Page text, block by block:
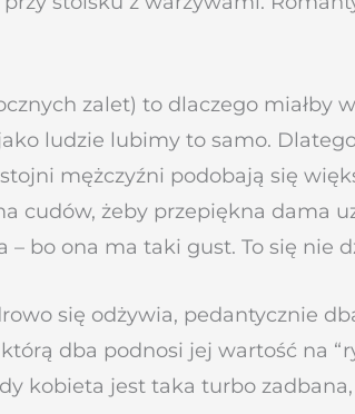
zalet) to dlaczego miałby
ludzie lubimy to samo.
mężczyźni podobają się
cudów, żeby przepiękna dama
bo ona ma taki gust. To się nie
się odżywia, pedantycznie
dba podnosi jej wartość na
kobieta jest taka turbo